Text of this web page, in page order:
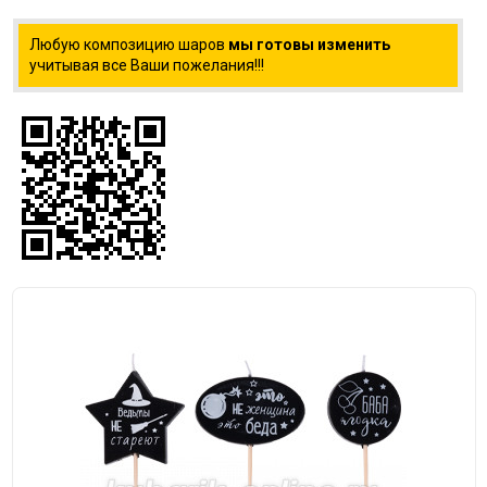
Любую композицию шаров мы готовы изменить
учитывая все Ваши пожелания!!!